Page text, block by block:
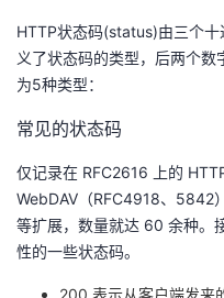
HTTP状态码(status)由三个
义了状态码的类型，后两个
为5种类型：
常见的状态码
仅记录在 RFC2616 上的
WebDAV（RFC4918、5842
等扩展，数量就达 60 余种。
性的一些状态码。
200 表示从客户端发来